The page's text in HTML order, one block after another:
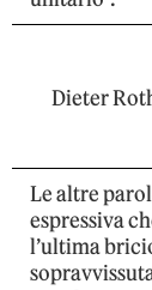
Dieter
Le altre
espressiva
l’ultima